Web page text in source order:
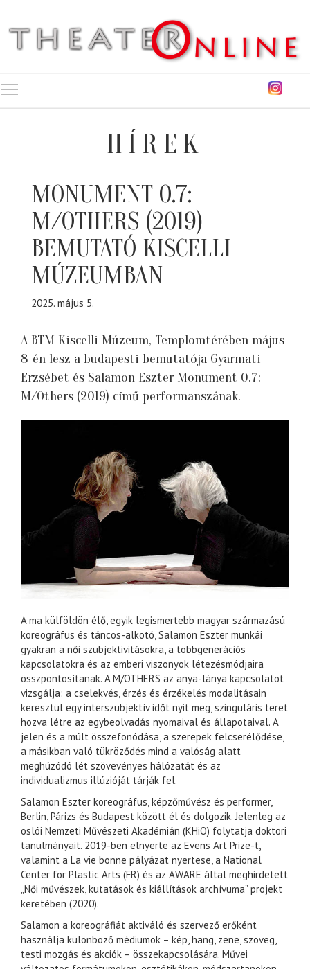
HÍREK
MONUMENT 0.7:
M/OTHERS (2019)
BEMUTATÓ KISCELLI
MÚZEUMBAN
2025. május 5.
A BTM Kiscelli Múzeum, Templomtérében május
8-én lesz a budapesti bemutatója Gyarmati
Erzsébet és Salamon Eszter Monument 0.7:
M/Others (2019) című performanszának.
A ma külföldön élő, egyik legismertebb magyar származású
koreográfus és táncos-alkotó, Salamon Eszter munkái
gyakran a női szubjektivitásokra, a többgenerációs
kapcsolatokra és az emberi viszonyok létezésmódjaira
összpontosítanak. A M/OTHERS az anya-lánya kapcsolatot
vizsgálja: a cselekvés, érzés és érzékelés modalitásain
keresztül egy interszubjektív időt nyit meg, szinguláris teret
hozva létre az egybeolvadás nyomaival és állapotaival. A
jelen és a múlt összefonódása, a szerepek felcserélődése,
a másikban való tükröződés mind a valóság alatt
meghúzódó lét szövevényes hálózatát és az
individualizmus illúzióját tárják fel.
Salamon Eszter koreográfus, képzőművész és performer,
Berlin, Párizs és Budapest között él és dolgozik. Jelenleg az
oslói Nemzeti Művészeti Akadémián (KHiO) folytatja doktori
tanulmányait. 2019-ben elnyerte az Evens Art Prize-t,
valamint a La vie bonne pályázat nyertese, a National
Center for Plastic Arts (FR) és az AWARE által meghirdetett
„Női művészek, kutatások és kiállítások archívuma” projekt
keretében (2020).
Salamon a koreográfiát aktiváló és szervező erőként
használja különböző médiumok – kép, hang, zene, szöveg,
testi mozgás és akciók – összekapcsolására. Művei